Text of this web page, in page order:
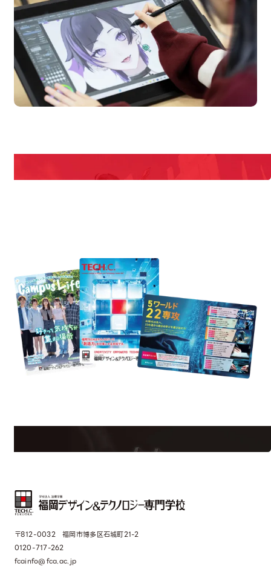
Campus Open
Information
〒812-0032 福岡市博多区石城町21-2
0120-717-262
fcainfo@fca.ac.jp